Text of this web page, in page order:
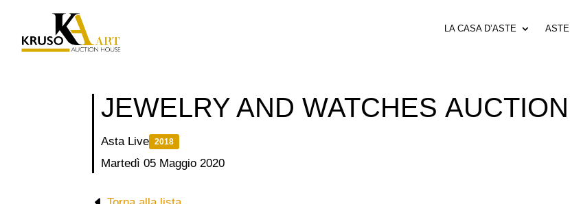
contenuto
LA CASA D’ASTE ASTE
JEWELRY AND WATCHES AUCTION
Asta Live 2018
Martedì 05 Maggio 2020